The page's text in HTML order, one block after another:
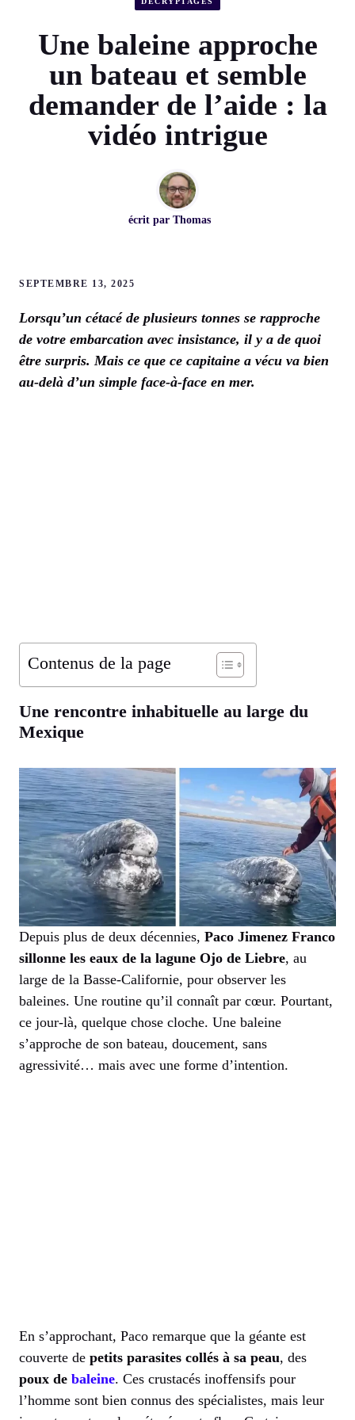
Une baleine approche
un bateau et semble
demander de l’aide : la
vidéo intrigue
écrit par Thomas
SEPTEMBRE 13, 2025
Lorsqu’un cétacé de plusieurs tonnes se rapproche
de votre embarcation avec insistance, il y a de quoi
être surpris. Mais ce que ce capitaine a vécu va bien
au-delà d’un simple face-à-face en mer.
Contenus de la page
Une rencontre inhabituelle au large du
Mexique
Depuis plus de deux décennies, Paco Jimenez Franco
sillonne les eaux de la lagune Ojo de Liebre, au
large de la Basse-Californie, pour observer les
baleines. Une routine qu’il connaît par cœur. Pourtant,
ce jour-là, quelque chose cloche. Une baleine
s’approche de son bateau, doucement, sans
agressivité… mais avec une forme d’intention.
En s’approchant, Paco remarque que la géante est
couverte de petits parasites collés à sa peau, des
poux de baleine. Ces crustacés inoffensifs pour
l’homme sont bien connus des spécialistes, mais leur